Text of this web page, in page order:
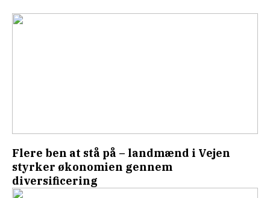
Flere ben at stå på – landmænd i Vejen
styrker økonomien gennem
diversificering